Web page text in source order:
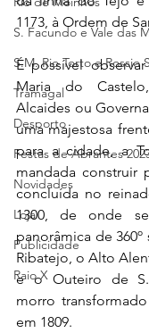
S. Facundo e Vale das
S.M. Rio Torto e Rossio
Tramagal
Desporto
Festas de Abrantes
Novidades
Loja
Publicidade
Raio X
1173, à Ordem de
É possível
Maria do
Alcaides ou
uma majestosa
para a cidade, a
mandada construir
concluída no
1300, de onde
panorâmica de
Ribatejo, o Alto
e o Outeiro de
morro
em 1809.